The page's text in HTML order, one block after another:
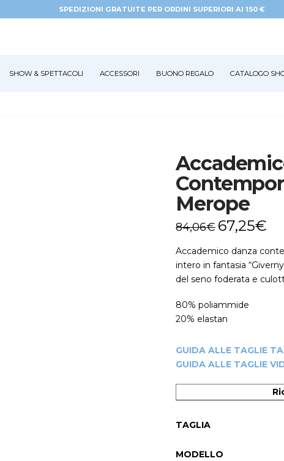
SPEDIZIONI GRATUITE PER ORDINI SUPERIORI AI 150 €
SHOW & SPETTACOLI ACCESSORI BUONO REGALO CATALOGO
Merope
84,06€ 67,25€
Accademico danza
intero in fantasia
del seno foderata e
80% poliammide
20% elastan
GUIDA ALLE TAGLIE
GUIDA ALLE TAGLIE
TAGLIA
MODELLO